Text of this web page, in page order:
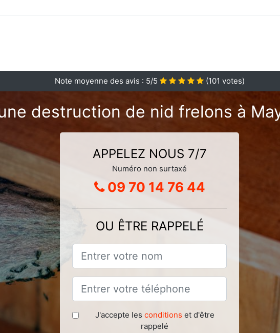
Note moyenne des avis : 5/5 (101 votes)
destruction de nid frelons à
APPELEZ NOUS 7/7
Numéro non surtaxé
09 70 14 76 44
OU ÊTRE RAPPELÉ
J'accepte les conditions et d'être
rappelé